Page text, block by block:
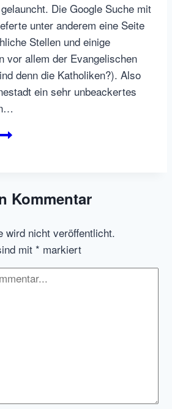
Die Google Suche mit
unter anderem eine Seite
Stellen und einige
vor allem der Evangelischen
denn die Katholiken?). Also
ein sehr unbeackertes
Kommentar
wird nicht veröffentlicht.
mit * markiert